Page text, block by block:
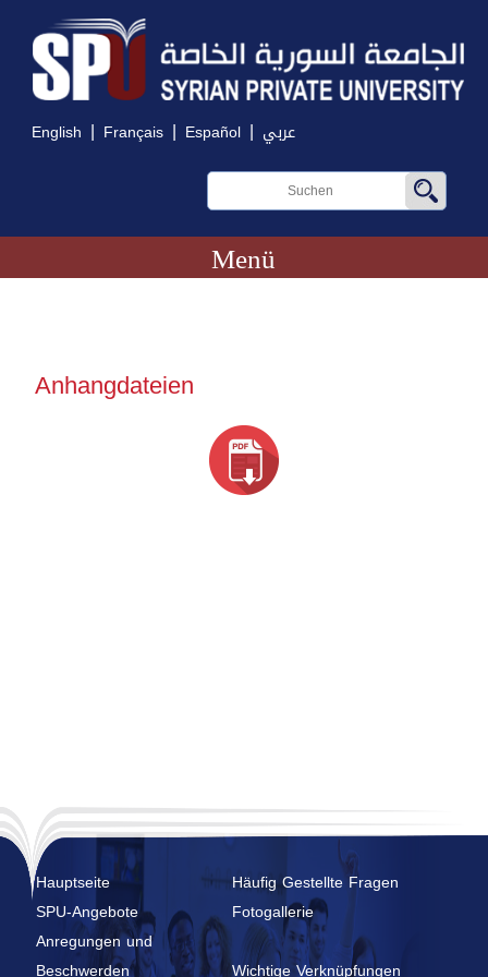
English | Français | Español | عربي
Menü
Anhangdateien
Hauptseite
Häufig Gestellte Fragen
SPU-Angebote
Fotogallerie
Anregungen und
Beschwerden
Wichtige Verknüpfungen